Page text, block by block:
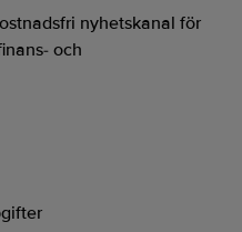
nyhetskanal för
och